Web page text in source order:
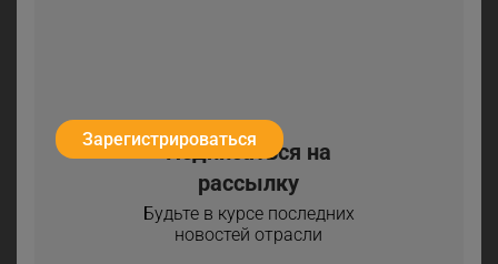
Подписаться на
рассылку
Будьте в курсе последних
новостей отрасли
Зарегистрироваться